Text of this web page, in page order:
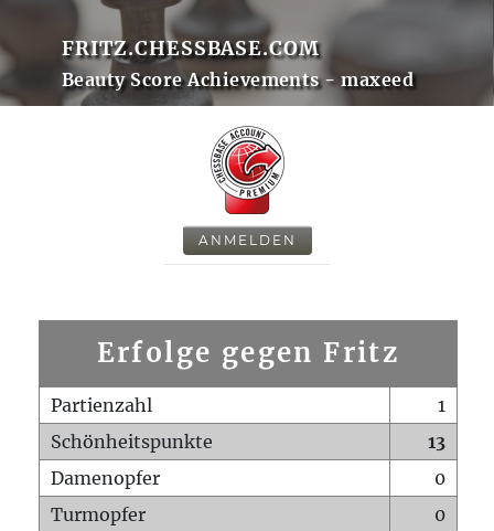
FRITZ.CHESSBASE.COM
Beauty Score Achievements - maxeed
ANMELDEN
Erfolge gegen Fritz
Partienzahl
1
Schönheitspunkte
13
Damenopfer
0
Turmopfer
0